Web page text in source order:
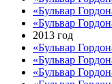
«Бульвар
«Бульвар
2013 год
«Бульвар
«Бульвар
«Бульвар